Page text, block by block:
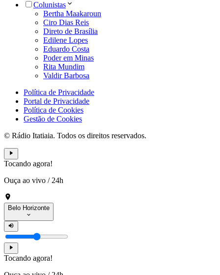
Colunistas
Bertha Maakaroun
Ciro Dias Reis
Direto de Brasília
Edilene Lopes
Eduardo Costa
Poder em Minas
Rita Mundim
Valdir Barbosa
Política de Privacidade
Portal de Privacidade
Política de Cookies
Gestão de Cookies
© Rádio Itatiaia. Todos os direitos reservados.
Tocando agora!
Ouça ao vivo / 24h
Belo Horizonte
Tocando agora!